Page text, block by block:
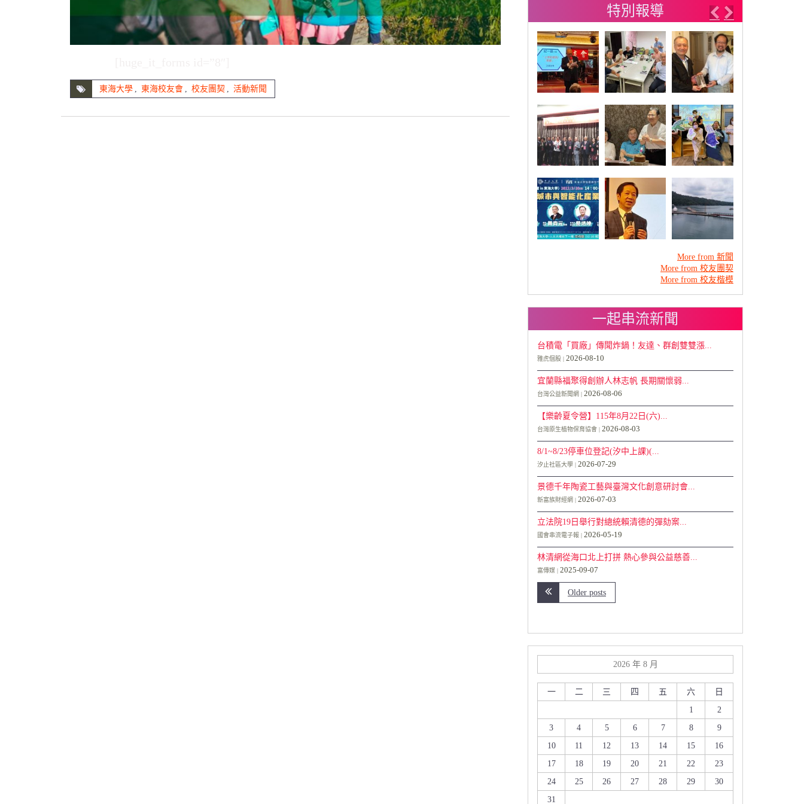
東海大學 , 東海校友會 , 校友團契 , 活動新聞
特別報導
Previous
Next
More from 新聞
More from 校友團契
More from 校友楷模
一起串流新聞
台積電「買廠」傳聞炸鍋！友達、群創雙雙漲...
雅虎個股 2026-08-10
宜蘭縣福聚得創辦人林志帆 長期關懷弱...
台灣公益新聞網 2026-08-06
【樂齡夏令營】115年8月22日(六)...
台灣原生植物保育協會 2026-08-03
8/1~8/23停車位登記(汐中上課)(...
汐止社區大學 2026-07-29
景德千年陶瓷工藝與臺灣文化創意研討會...
新富族財經網 2026-07-03
立法院19日舉行對總統賴清德的彈劾案...
國會串流電子報 2026-05-19
林清網從海口北上打拼 熱心參與公益慈善...
富傳媒 2025-09-07
Older posts
2026 年 8 月
一 二 三 四 五 六
日
1
2
3
4 5 6 7 8
9
10
11 12 13 14 15
16
17
18 19 20 21 22
23
24
25 26 27 28 29
30
31